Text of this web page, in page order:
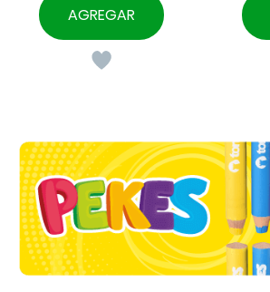
original
$16.990.
precio
actual
es:
AGREGAR